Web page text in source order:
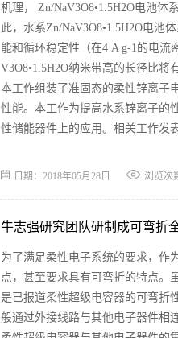
机理， Zn/NaV3O8•1.5H2O电池体
此，水系Zn/NaV3O8•1.5H2O电池
能和循环稳定性（在4 A g-1的电流
V3O8•1.5H2O纳米带高的长径比将
本工作组装了准固态的柔性锌离子
性能。本工作为提高水系锌离子的
性储能器件上的应用。相关工作发表
日期：2018年05月28日 浏览次
牛志强研究团队研制成可弯折
为了满足柔性电子系统的要求，作
点，甚至要求具有可弯折的特点。
是已报道柔性超级电容器的可弯折
般通过外接线路与其他电子器件相